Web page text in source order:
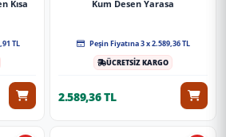
Kısa
TL
Kum Desen Yarasa
Peşin Fiyatına 3 x 2.589,36 TL
ÜCRETSİZ KARGO
2.589,36 TL